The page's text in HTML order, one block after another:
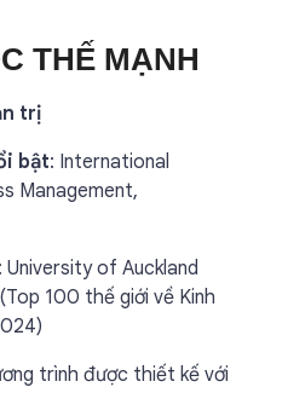
THẾ MẠNH
trị
bật: International
Management,
: University of Auckland
100 thế giới về Kinh
trình được thiết kế với